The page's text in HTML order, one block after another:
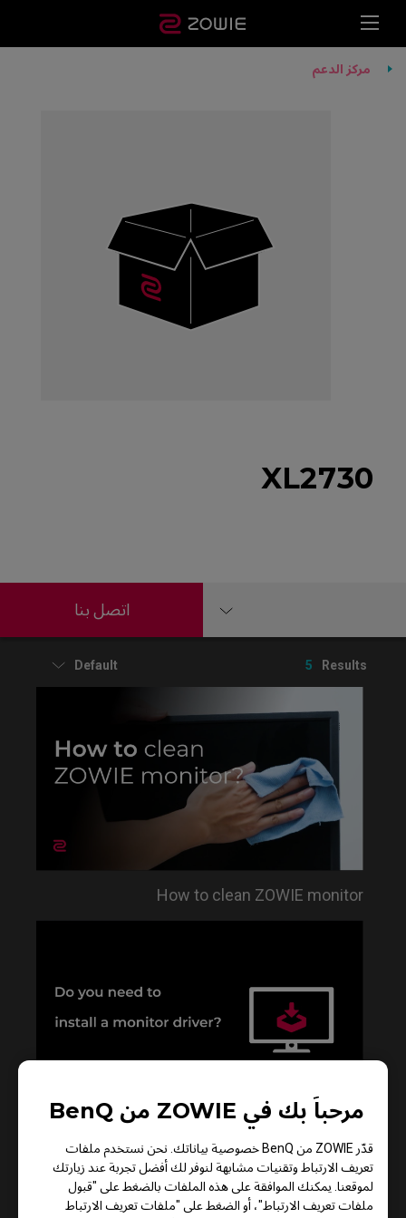
مرحباً بك في ZOWIE من BenQ
قدّر ZOWIE من BenQ خصوصية بياناتك. نحن نستخدم ملفات
تعريف الارتباط وتقنيات مشابهة لنوفر لك أفضل تجربة عند زيارتك
لموقعنا. يمكنك الموافقة على هذه الملفات بالضغط على "قبول
ملفات تعريف الارتباط"، أو الضغط على "ملفات تعريف الارتباط
مركز الدعم
XL2730
اتصل بنا
5 Results
Default
How to clean ZOWIE monitor
Do you need to install the monitor driver in XL
series?